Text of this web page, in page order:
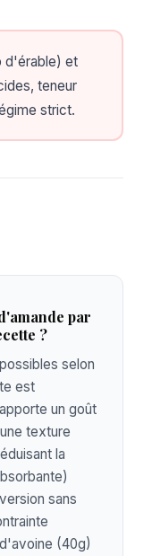
d'érable) et
teneur
strict.
par
?
selon
est
un goût
texture
la
sans
(40g)